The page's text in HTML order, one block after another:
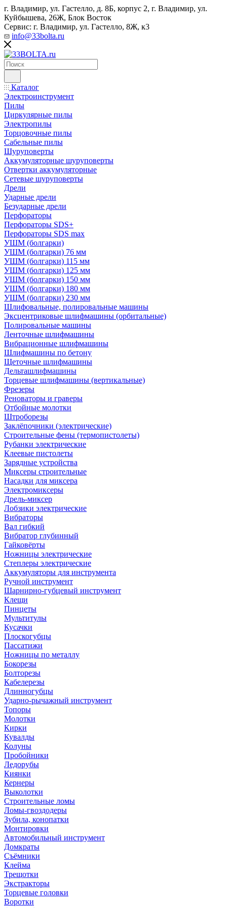
г. Владимир, ул. Гастелло, д. 8Б, корпус 2, г. Владимир, ул. ​
Куйбышева, 26Ж, Блок Восток
Сервис: г. Владимир, ул. Гастелло, 8Ж, к3
info@33bolta.ru
Каталог
Электроинструмент
Пилы
Циркулярные пилы
Электропилы
Торцовочные пилы
Сабельные пилы
Шуруповерты
Аккумуляторные шуруповерты
Отвертки аккумуляторные
Сетевые шуруповерты
Дрели
Ударные дрели
Безударные дрели
Перфораторы
Перфораторы SDS+
Перфораторы SDS max
УШМ (болгарки)
УШМ (болгарки) 76 мм
УШМ (болгарки) 115 мм
УШМ (болгарки) 125 мм
УШМ (болгарки) 150 мм
УШМ (болгарки) 180 мм
УШМ (болгарки) 230 мм
Шлифовальные, полировальные машины
Эксцентриковые шлифмашины (орбитальные)
Полировальные машины
Ленточные шлифмашины
Вибрационные шлифмашины
Шлифмашины по бетону
Щеточные шлифмашины
Дельташлифмашины
Торцевые шлифмашины (вертикальные)
Фрезеры
Реноваторы и граверы
Отбойные молотки
Штроборезы
Заклёпочники (электрические)
Строительные фены (термопистолеты)
Рубанки электрические
Клеевые пистолеты
Зарядные устройства
Миксеры строительные
Насадки для миксера
Электромиксеры
Дрель-миксер
Лобзики электрические
Вибраторы
Вал гибкий
Вибратор глубинный
Гайковёрты
Ножницы электрические
Степлеры электрические
Аккумуляторы для инструмента
Ручной инструмент
Шарнирно-губцевый инструмент
Клещи
Пинцеты
Мультитулы
Кусачки
Плоскогубцы
Пассатижи
Ножницы по металлу
Бокорезы
Болторезы
Кабелерезы
Длинногубцы
Ударно-рычажный инструмент
Топоры
Молотки
Кирки
Кувалды
Колуны
Пробойники
Ледорубы
Киянки
Кернеры
Выколотки
Строительные ломы
Ломы-гвоздодеры
Зубила, конопатки
Монтировки
Автомобильный инструмент
Домкраты
Съёмники
Клейма
Трещотки
Экстракторы
Торцевые головки
Воротки